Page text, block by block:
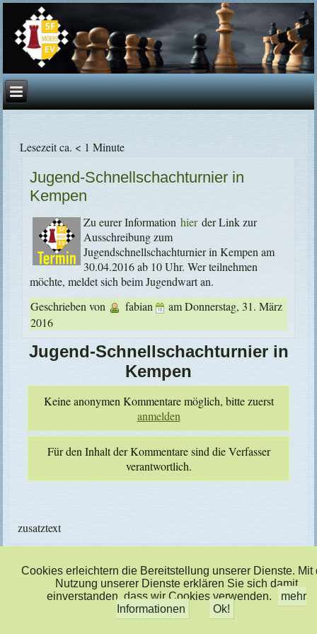
Lesezeit ca. < 1 Minute
Jugend-Schnellschachturnier in
Kempen
Zu eurer Information hier der Link zur
Ausschreibung zum
Jugendschnellschachturnier in Kempen am
30.04.2016 ab 10 Uhr. Wer teilnehmen
möchte, meldet sich beim Jugendwart an.
Geschrieben von
fabian amDonnerstag, 31. März
2016
Jugend-Schnellschachturnier in
Kempen
Keine anonymen Kommentare möglich, bitte zuerst
anmelden
Für den Inhalt der Kommentare sind die Verfasser
verantwortlich.
zusatztext
Designed by TECMU
Cookies erleichtern die Bereitstellung unserer Dienste. Mit
Nutzung unserer Dienste erklären Sie sich damit
einverstanden, dass wir Cookies verwenden.
mehr
Informationen
Ok!